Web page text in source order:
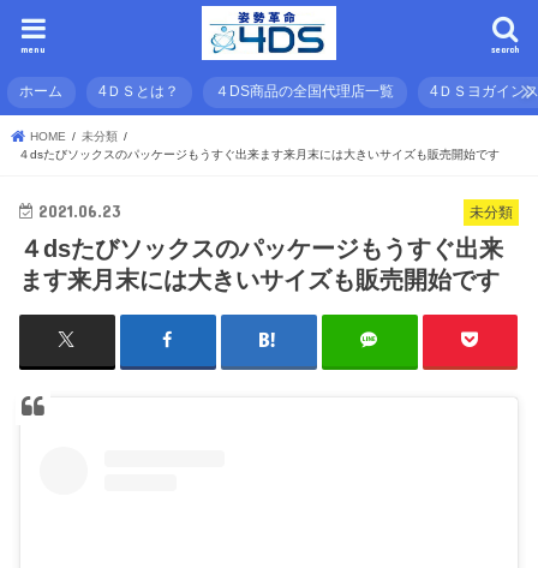
search
menu
ホーム 4ＤＳとは？ ４DS商品の全国代理店一覧 4ＤＳヨガイン
HOME
未分類
４dsたびソックスのパッケージもうすぐ出来ます来月末には大きいサイズも販売開始です
未分類
2021.06.23
４dsたびソックスのパッケージもうすぐ出来
ます来月末には大きいサイズも販売開始です